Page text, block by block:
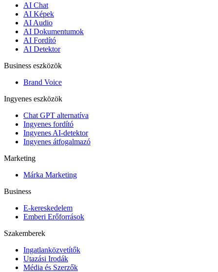
AI Chat
AI Képek
AI Audio
AI Dokumentumok
AI Fordító
AI Detektor
Business eszközök
Brand Voice
Ingyenes eszközök
Chat GPT alternatíva
Ingyenes fordító
Ingyenes AI-detektor
Ingyenes átfogalmazó
Marketing
Márka Marketing
Business
E-kereskedelem
Emberi Erőforrások
Szakemberek
Ingatlanközvetítők
Utazási Irodák
Média és Szerzők